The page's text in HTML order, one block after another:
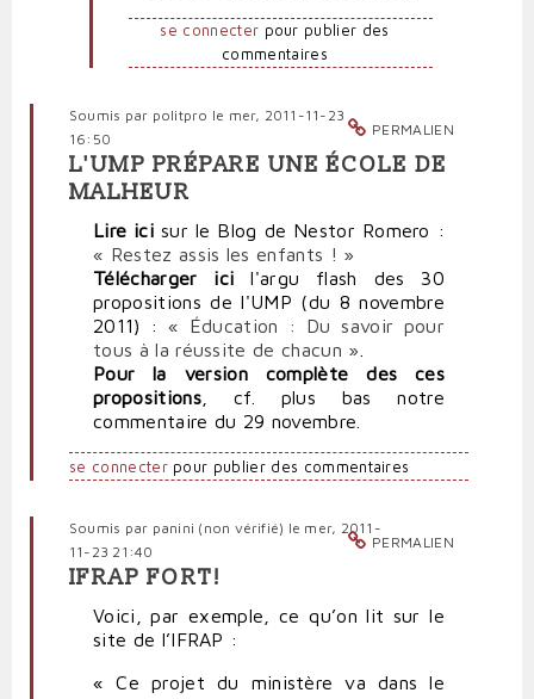
se connecter pour publier des
commentaires
PERMALIEN
Soumis par politpro le mer, 2011-11-23
16:50
L'UMP PRÉPARE UNE ÉCOLE DE
MALHEUR
Lire ici sur le Blog de Nestor Romero :
« Restez assis les enfants ! »
Télécharger icil'argu flash des 30
propositions de l'UMP (du 8 novembre
2011) : « Éducation : Du savoir pour
tous à la réussite de chacun »
Pour la version complète des ces
propositions, cf. plus bas notre
commentaire du 29 novembre.
se connecterpour publier des commentaires
PERMALIEN
Soumis par panini (non vérifié) le mer, 2011-
11-23 21:40
IFRAP FORT!
Voici, par exemple, ce qu’on lit sur le
site de l’IFRAP :
« Ce projet du ministère va dans le